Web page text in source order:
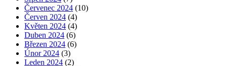
Červenec 2024 (10)
Červen 2024 (4)
Květen 2024 (4)
Duben 2024 (6)
Březen 2024 (6)
Únor 2024 (3)
Leden 2024 (2)